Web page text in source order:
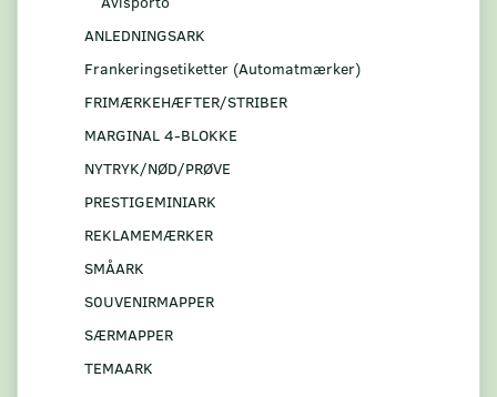
ANLEDNINGSARK
Frankeringsetiketter (Automatmærker)
FRIMÆRKEHÆFTER/STRIBER
MARGINAL 4-BLOKKE
NYTRYK/NØD/PRØVE
PRESTIGEMINIARK
REKLAMEMÆRKER
SMÅARK
S0UVENIRMAPPER
SÆRMAPPER
TEMAARK